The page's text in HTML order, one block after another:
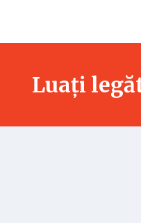
Luați